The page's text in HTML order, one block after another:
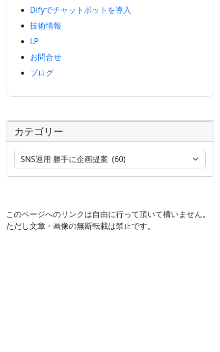
Difyでチャットボットを導入
技術情報
LP
お問合せ
ブログ
カテゴリー
このページへのリンクは自由に行って頂いて構いません。
ただし文章・画像の無断転載は禁止です。